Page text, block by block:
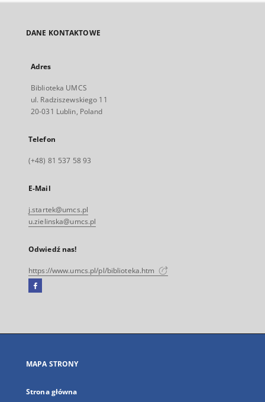
DANE KONTAKTOWE
Adres
Biblioteka UMCS
ul. Radziszewskiego 11
20-031 Lublin, Poland
Telefon
(+48) 81 537 58 93
E-Mail
j.startek@umcs.pl
u.zielinska@umcs.pl
Odwiedź nas!
https://www.umcs.pl/pl/biblioteka.htm
Facebook
się
karcie
MAPA STRONY
Strona główna